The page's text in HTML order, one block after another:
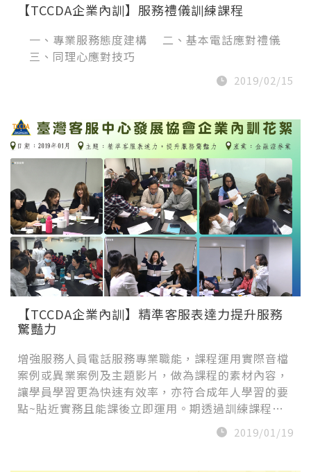
【TCCDA企業內訓】服務禮儀訓練課程
一、專業服務態度建構 二、基本電話應對禮儀
三、同理心應對技巧
2019/02/15
【TCCDA企業內訓】精準客服表達力提升服務
驚豔力
增強服務人員電話服務專業職能，課程運用實際音檔
案例或異業案例及主題影片，做為課程的素材內容，
讓學員學習更為快速有效率，亦符合成年人學習的要
點~貼近實務且能課後立即運用。期透過訓練課程…
2019/01/19